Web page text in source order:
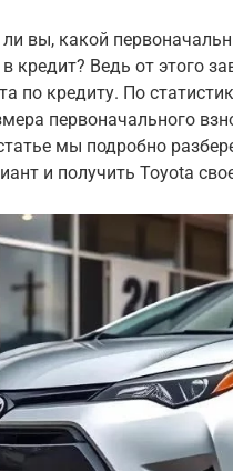
вы, какой
кредит? Ведь от этого
по кредиту. По
первоначального
мы подробно
и получить Toyota